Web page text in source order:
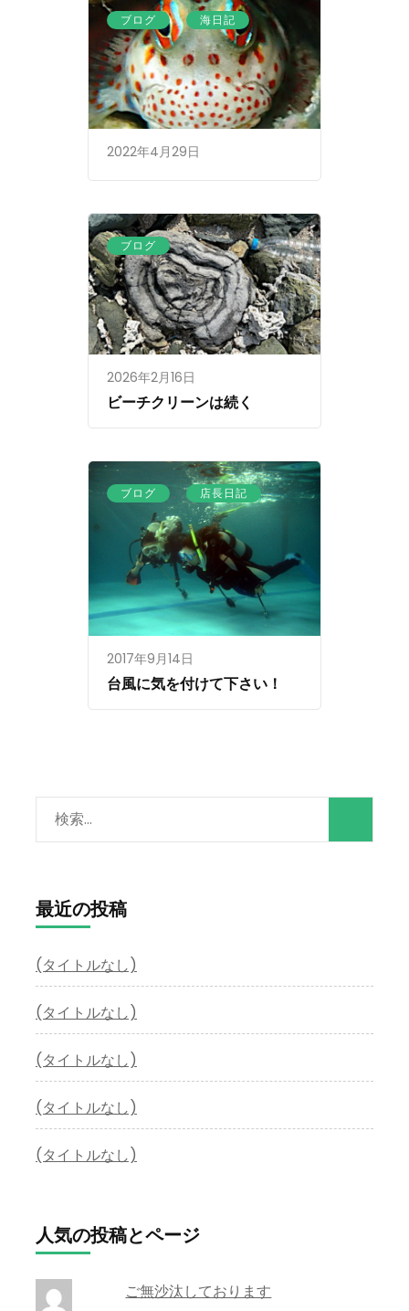
ブログ 、 海日記
2022年4月29日
ブログ
2026年2月16日
ビーチクリーンは続く
ブログ 、 店長日記
2017年9月14日
台風に気を付けて下さい！
検
索:
最近の投稿
(タイトルなし)
(タイトルなし)
(タイトルなし)
(タイトルなし)
(タイトルなし)
人気の投稿とページ
ご無沙汰しております